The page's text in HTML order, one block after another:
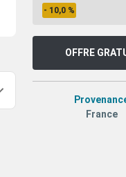
- 10,0 %
OFFRE
France